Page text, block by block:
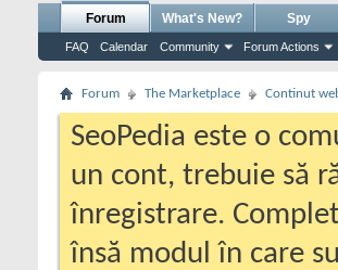
Forum
FAQ Calendar Community Forum Actions
What's New? Spy
Forum The Marketplace Continut
SeoPedia este o
un cont, trebuie să
înregistrare.
însă modul în care